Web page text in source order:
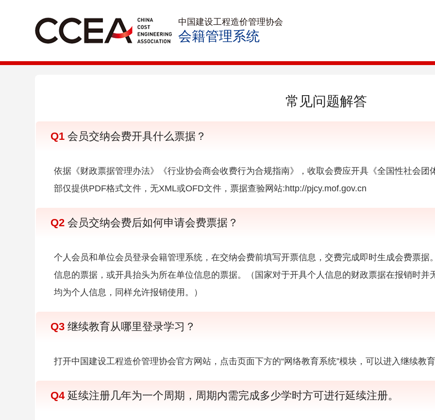
中国建设工程造价管理协会
会籍管理系统
常见问题解答
Q1 会员交纳会费开具什么票据？
依据《财政票据管理办法》《行业协会商会收费行为合规指南》，收取会费应开具《全国性社会
部仅提供PDF格式文件，无XML或OFD文件，票据查验网站:http://pjcy.mof.gov.cn
Q2 会员交纳会费后如何申请会费票据？
个人会员和单位会员登录会籍管理系统，在交纳会费前填写开票信息，交费完成即时生成会费票
信息的票据，或开具抬头为所在单位信息的票据。（国家对于开具个人信息的财政票据在报销时
均为个人信息，同样允许报销使用。）
Q3 继续教育从哪里登录学习？
打开中国建设工程造价管理协会官方网站，点击页面下方的“网络教育系统”模块，可以进入继续教
Q4 延续注册几年为一个周期，周期内需完成多少学时方可进行延续注册。